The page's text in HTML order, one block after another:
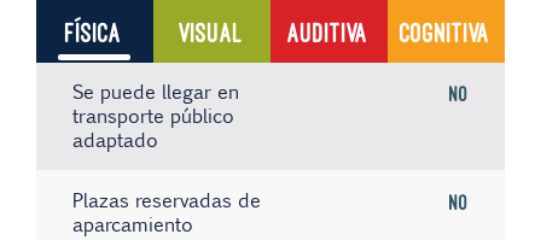
FÍSICA VISUAL AUDITIVA COGNITIVA
Se puede llegar en
transporte público
adaptado
No
Plazas reservadas de
aparcamiento
No